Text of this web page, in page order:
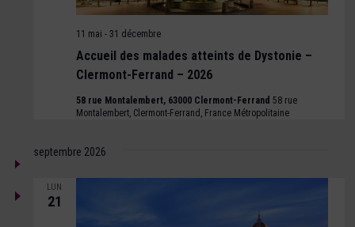
Accueil des malades atteints de Dystonie –
Clermont-Ferrand – 2026
11 mai - 31 décembre
58 rue Montalembert, 63000 Clermont-Ferrand 58 rue
Montalembert, Clermont-Ferrand, France Métropolitaine
septembre 2026
LUN
21